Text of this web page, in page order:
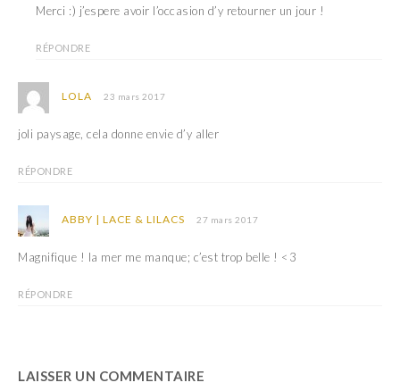
Merci :) j’espere avoir l’occasion d’y retourner un jour !
RÉPONDRE
LOLA 23 mars 2017
joli paysage, cela donne envie d’y aller
RÉPONDRE
ABBY | LACE & LILACS 27 mars 2017
Magnifique ! la mer me manque; c’est trop belle ! <3
RÉPONDRE
LAISSER UN COMMENTAIRE